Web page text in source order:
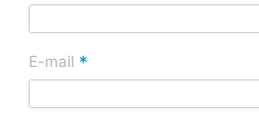
E-mail *